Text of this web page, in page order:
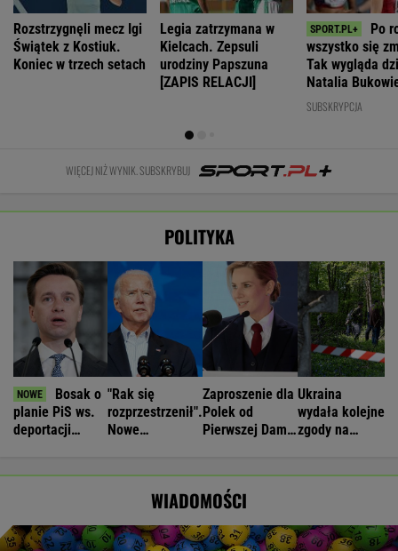
Rozstrzygnęli mecz Igi
Świątek z Kostiuk.
Koniec w trzech setach
Legia zatrzymana w
Kielcach. Zepsuli
urodziny Papszuna
[ZAPIS RELACJI]
Po
wszystko się
Tak wygląda
Natalia
SUBSKRYPCJA
WIĘCEJ NIŻ WYNIK. SUBSKRYBUJ
POLITYKA
Bosak o
planie PiS ws.
deportacji
"Rak się
rozprzestrzenił".
Nowe
Zaproszenie dla
Polek od
Pierwszej Damy.
Ukraina
wydała kolejne
zgody na
WIADOMOŚCI